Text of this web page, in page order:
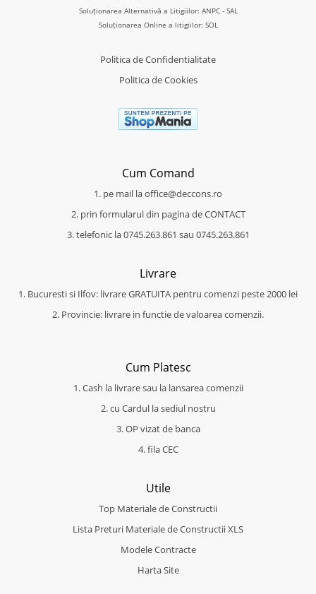
Soluționarea Alternativă a Litigiilor: ANPC - SAL
Soluționarea Online a litigiilor: SOL
Politica de Confidentialitate
Politica de Cookies
Cum Comand
1. pe mail la office@deccons.ro
2. prin formularul din pagina de CONTACT
3. telefonic la 0745.263.861 sau 0745.263.861
Livrare
1. Bucuresti si Ilfov: livrare GRATUITA pentru comenzi peste 2000 lei
2. Provincie: livrare in functie de valoarea comenzii.
Cum Platesc
1. Cash la livrare sau la lansarea comenzii
2. cu Cardul la sediul nostru
3. OP vizat de banca
4. fila CEC
Utile
Top Materiale de Constructii
Lista Preturi Materiale de Constructii XLS
Modele Contracte
Harta Site